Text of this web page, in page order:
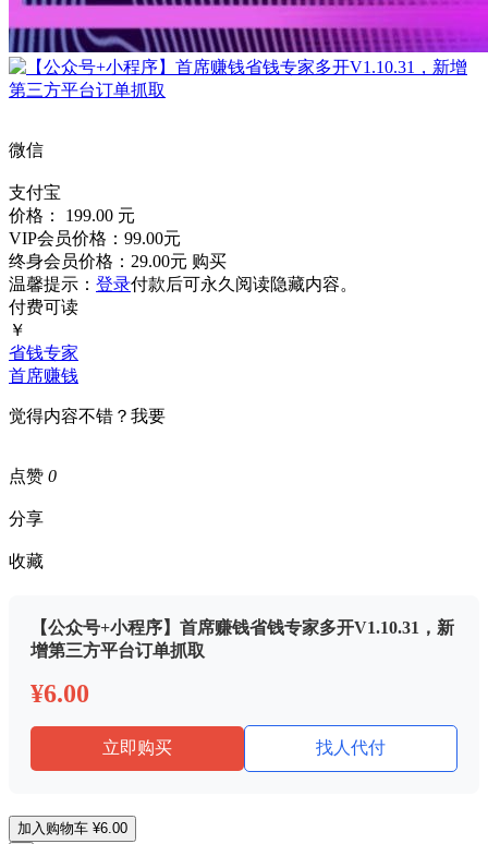
微信
支付宝
价格： 199.00 元
VIP会员价格：99.00元
终身会员价格：29.00元 购买
温馨提示： 登录付款后可永久阅读隐藏内容。
付费可读
￥
省钱专家
首席赚钱
觉得内容不错？我要
点赞 0
分享
收藏
【公众号+小程序】首席赚钱省钱专家多开V1.10.31，新
增第三方平台订单抓取
¥6.00
立即购买 找人代付
加入购物车 ¥6.00